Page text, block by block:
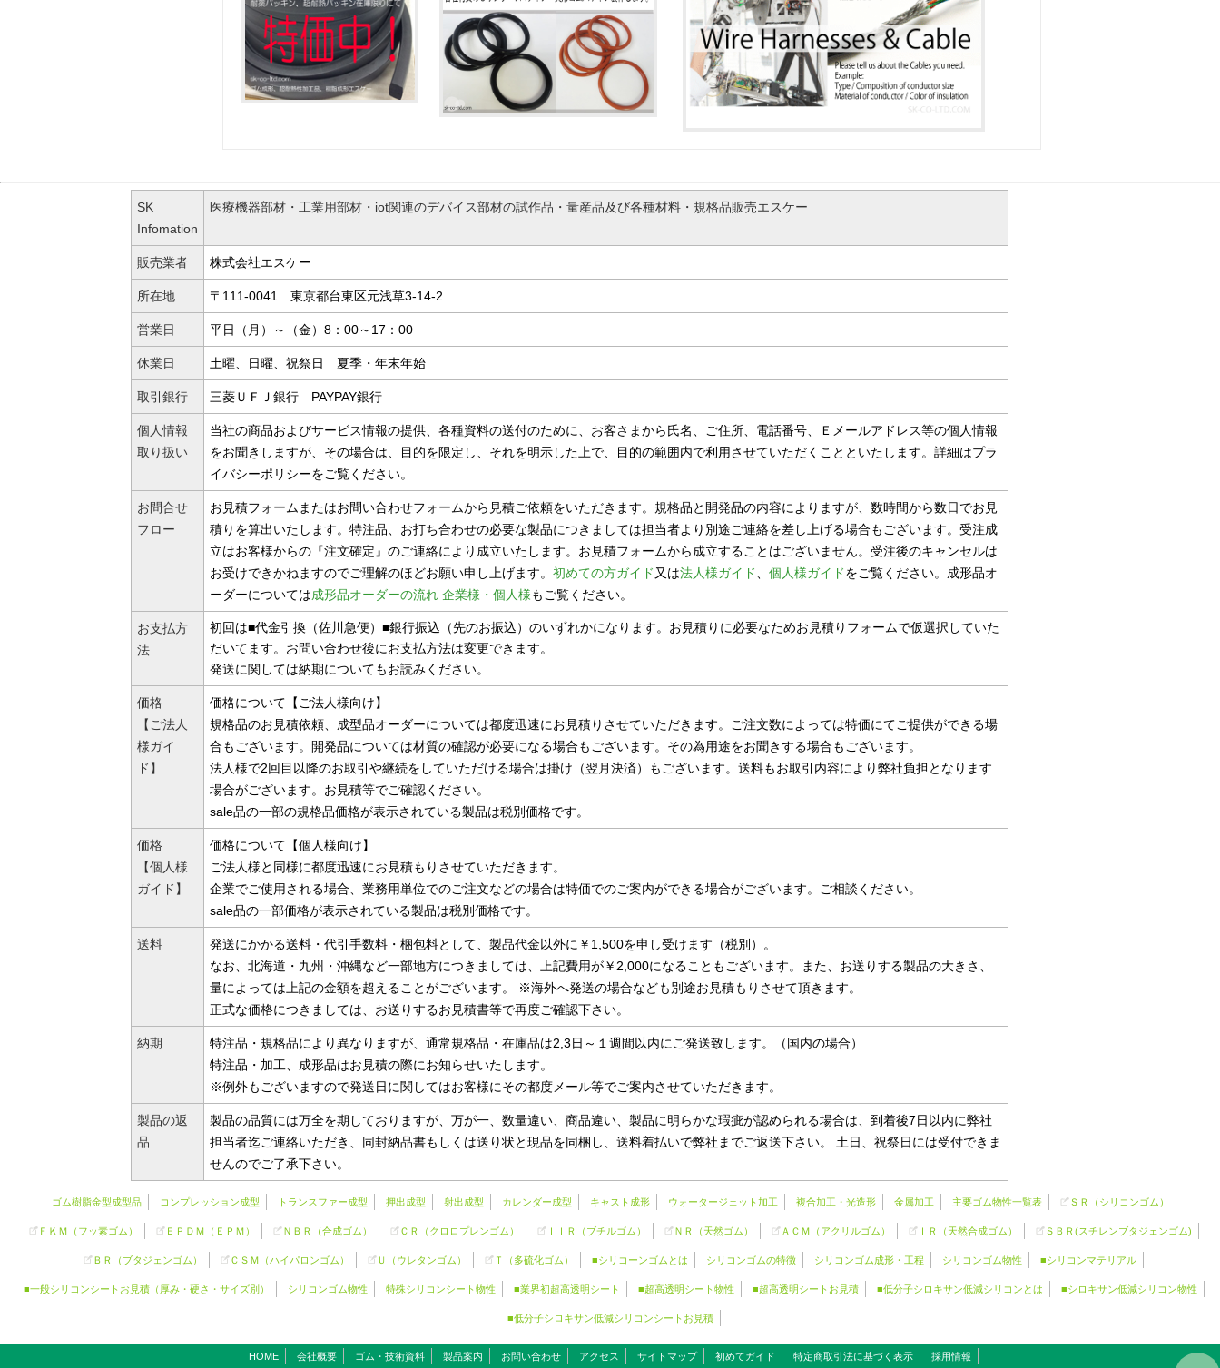
SK
Infomation
医療機器部材・工業用部材・iot関連のデバイス部材の試作品・量産品及び各種材料・規格品販売エスケー
販売業者 株式会社エスケー
所在地 〒111-0041 東京都台東区元浅草3-14-2
営業日 平日（月）～（金）8：00～17：00
休業日 土曜、日曜、祝祭日 夏季・年末年始
取引銀行 三菱ＵＦＪ銀行 PAYPAY銀行
個人情報
取り扱い
当社の商品およびサービス情報の提供、各種資料の送付のために、お客さまから氏名、ご住所、電話番号、Ｅメールアドレス等の個人情報
をお聞きしますが、その場合は、目的を限定し、それを明示した上で、目的の範囲内で利用させていただくことといたします。詳細はプラ
イバシーポリシーをご覧ください。
お問合せ
フロー
お見積フォームまたはお問い合わせフォームから見積ご依頼をいただきます。規格品と開発品の内容によりますが、数時間から数日でお見
積りを算出いたします。特注品、お打ち合わせの必要な製品につきましては担当者より別途ご連絡を差し上げる場合もございます。受注成
立はお客様からの『注文確定』のご連絡により成立いたします。お見積フォームから成立することはございません。受注後のキャンセルは
お受けできかねますのでご理解のほどお願い申し上げます。初めての方ガイド 又は法人様ガイド、個人様ガイドをご覧ください。成形品オ
ーダーについては成形品オーダーの流れ 企業様・個人様もご覧ください。
お支払方
法
初回は■代金引換（佐川急便）■銀行振込（先のお振込）のいずれかになります。お見積りに必要なためお見積りフォームで仮選択していた
だいてます。お問い合わせ後にお支払方法は変更できます。
発送に関しては納期についてもお読みください。
価格
【ご法人
様ガイ
ド】
価格について【ご法人様向け】
規格品のお見積依頼、成型品オーダーについては都度迅速にお見積りさせていただきます。ご注文数によっては特価にてご提供ができる場
合もございます。開発品については材質の確認が必要になる場合もございます。その為用途をお聞きする場合もございます。
法人様で2回目以降のお取引や継続をしていただける場合は掛け（翌月決済）もございます。送料もお取引内容により弊社負担となります
場合がございます。お見積等でご確認ください。
sale品の一部の規格品価格が表示されている製品は税別価格です。
価格
【個人様
ガイド】
価格について【個人様向け】
ご法人様と同様に都度迅速にお見積もりさせていただきます。
企業でご使用される場合、業務用単位でのご注文などの場合は特価でのご案内ができる場合がございます。ご相談ください。
sale品の一部価格が表示されている製品は税別価格です。
送料
発送にかかる送料・代引手数料・梱包料として、製品代金以外に￥1,500を申し受けます（税別）。
なお、北海道・九州・沖縄など一部地方につきましては、上記費用が￥2,000になることもございます。また、お送りする製品の大きさ、
量によっては上記の金額を超えることがございます。 ※海外へ発送の場合なども別途お見積もりさせて頂きます。
正式な価格につきましては、お送りするお見積書等で再度ご確認下さい。
納期
特注品・規格品により異なりますが、通常規格品・在庫品は2,3日～１週間以内にご発送致します。（国内の場合）
特注品・加工、成形品はお見積の際にお知らせいたします。
※例外もございますので発送日に関してはお客様にその都度メール等でご案内させていただきます。
製品の返
品
製品の品質には万全を期しておりますが、万が一、数量違い、商品違い、製品に明らかな瑕疵が認められる場合は、到着後7日以内に弊社
担当者迄ご連絡いただき、同封納品書もしくは送り状と現品を同梱し、送料着払いで弊社までご返送下さい。 土日、祝祭日には受付できま
せんのでご了承下さい。
ゴム樹脂金型成型品 コンプレッション成型 トランスファー成型 押出成型 射出成型 カレンダー成型 キャスト成形 ウォータージェット加工 複合加工・光造形 金属加工 主要ゴム物性一覧表 ＳＲ（ シリコンゴム ）
ＦＫＭ（フッ素ゴム） ＥＰＤＭ（ＥＰＭ） ＮＢＲ（合成ゴム） ＣＲ（クロロプレンゴム） ＩＩＲ（ブチルゴム） ＮＲ（天然ゴム） ＡＣＭ（アクリルゴム） ＩＲ（天然合成ゴム） ＳＢＲ(スチレンブタジェンゴム)
ＢＲ（ブタジェンゴム） ＣＳＭ（ハイパロンゴム） Ｕ（ウレタンゴム） Ｔ（多硫化ゴム） ■シリコーンゴムとは シリコンゴムの特徴 シリコンゴム成形・工程 シリコンゴム物性 ■シリコンマテリアル
■一般シリコンシートお見積（厚み・硬さ・サイズ別） シリコンゴム物性 特殊シリコンシート物性 ■業界初超高透明シート ■超高透明シート物性 ■超高透明シートお見積 ■低分子シロキサン低減シリコンとは ■シロキサン低減シリコン物性
■低分子シロキサン低減シリコンシートお見積
HOME 会社概要 ゴム・技術資料 製品案内 お問い合わせ アクセス サイトマップ 初めてガイド 特定商取引法に基づく表示 採用情報